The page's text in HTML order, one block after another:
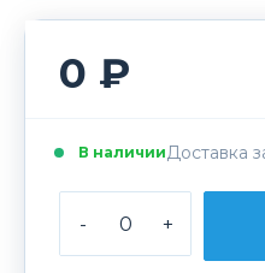
0 ₽
В наличииДоставка
- +